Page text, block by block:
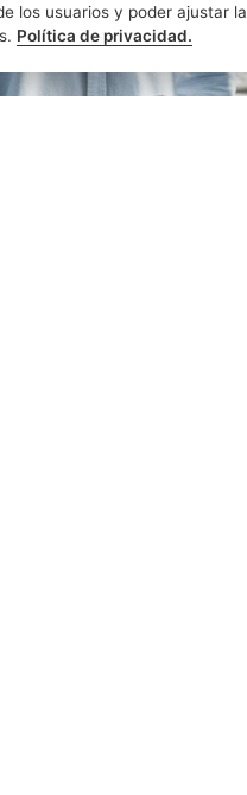
los usuarios y poder ajustar la
Política de privacidad.